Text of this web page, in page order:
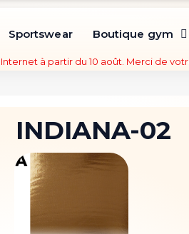
Sportswear Boutique gym
à partir du 10 août. Merci de
INDIANA-02